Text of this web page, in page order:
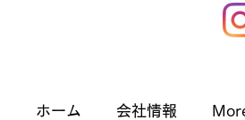
ホーム 会社情報